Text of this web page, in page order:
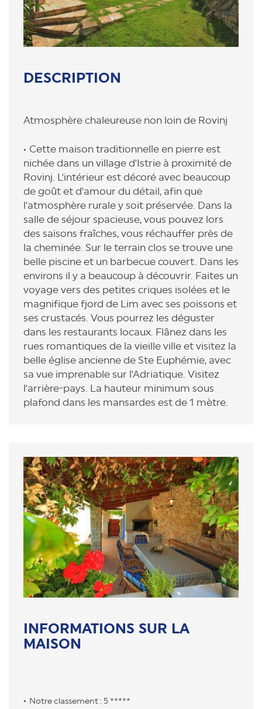
DESCRIPTION
Atmosphère chaleureuse non loin de Rovinj
Cette maison traditionnelle en pierre est
nichée dans un village d'Istrie à proximité de
Rovinj. L'intérieur est décoré avec beaucoup
de goût et d'amour du détail, afin que
l'atmosphère rurale y soit préservée. Dans la
salle de séjour spacieuse, vous pouvez lors
des saisons fraîches, vous réchauffer près de
la cheminée. Sur le terrain clos se trouve une
belle piscine et un barbecue couvert. Dans les
environs il y a beaucoup à découvrir. Faites un
voyage vers des petites criques isolées et le
magnifique fjord de Lim avec ses poissons et
ses crustacés. Vous pourrez les déguster
dans les restaurants locaux. Flânez dans les
rues romantiques de la vieille ville et visitez la
belle église ancienne de Ste Euphémie, avec
sa vue imprenable sur l'Adriatique. Visitez
l'arrière-pays. La hauteur minimum sous
plafond dans les mansardes est de 1 mètre.
INFORMATIONS SUR LA
MAISON
Notre classement : 5 *****